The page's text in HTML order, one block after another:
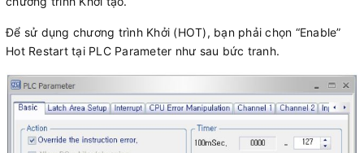
Để sử dụng chương trình Khởi (HOT), bạn phải chọn “Enable”
Hot Restart tại PLC Parameter như sau bức tranh.